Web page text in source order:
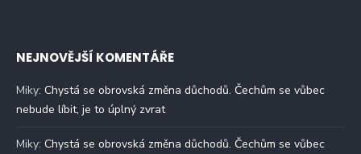
NEJNOVĚJŠÍ KOMENTÁŘE
Miky: Chystá se obrovská změna důchodů. Čechům se vůbec
nebude líbit, je to úplný zvrat
Miky: Chystá se obrovská změna důchodů. Čechům se vůbec